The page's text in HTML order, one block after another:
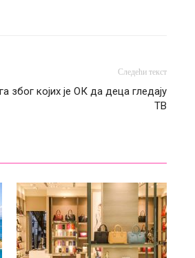
Следећи текст
због којих је ОК да деца гледају
ТВ